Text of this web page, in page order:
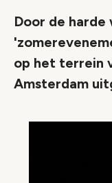
Door de
op het terrein
Amsterdam